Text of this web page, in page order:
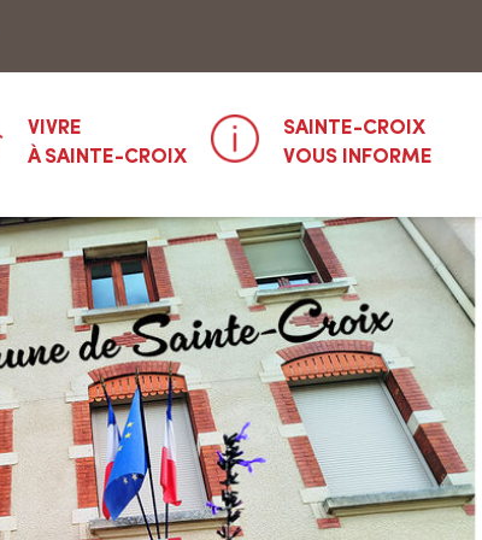
VIVRE
À SAINTE-CROIX
SAINTE-CROIX
VOUS INFORME